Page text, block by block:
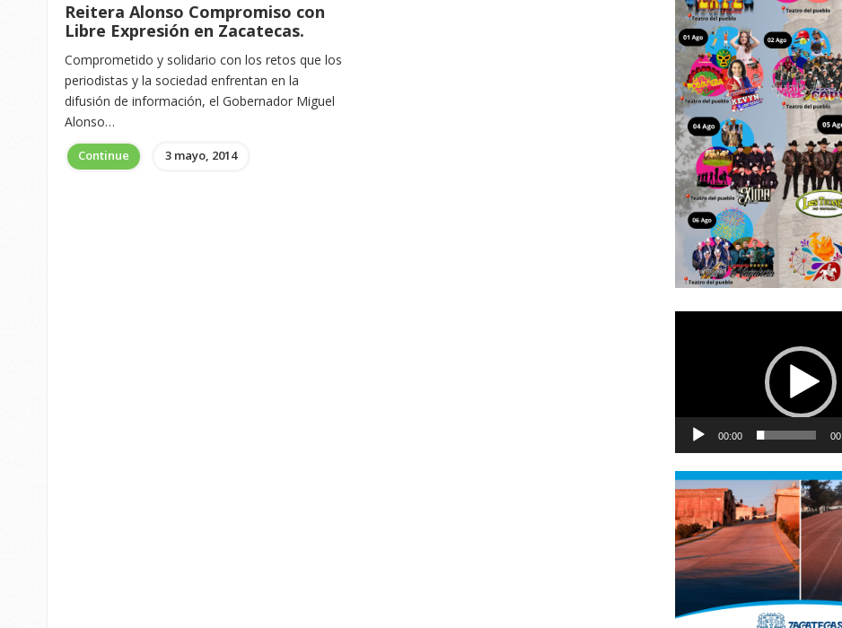
Reitera Alonso Compromiso con
Libre Expresión en Zacatecas.
Comprometido y solidario con los retos que los
periodistas y la sociedad enfrentan en la
difusión de información, el Gobernador Miguel
Alonso…
Continue 3 mayo, 2014
00:00